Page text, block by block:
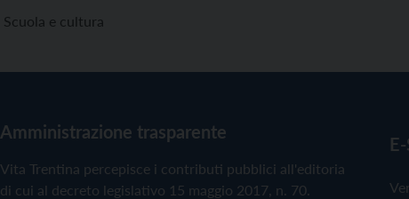
Scuola e cultura
Amministrazione trasparente
Vita Trentina percepisce i contributi pubblici all'editoria
di cui al decreto legislativo 15 maggio 2017, n. 70.